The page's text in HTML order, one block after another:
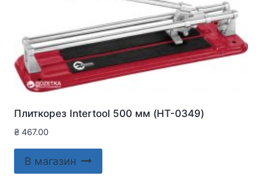
Плиткорез Intertool 500 мм (HT-0349)
₴ 467.00
В магазин